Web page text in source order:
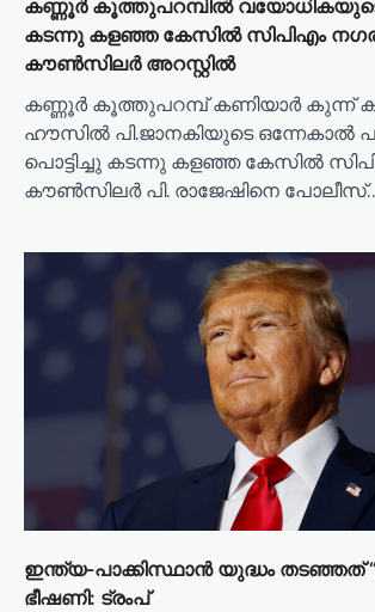
കണ്ണൂർ കൂത്തുപറമ്പിൽ വയോധികയുടെ
കടന്നു കളഞ്ഞ കേസിൽ സിപിഎം
കൗൺസിലർ അറസ്റ്റിൽ
കണ്ണൂർ കൂത്തുപറമ്പ് കണിയാർ കുന്ന്
ഹൗസിൽ പി.ജാനകിയുടെ ഒന്നേകാൽ
പൊട്ടിച്ചു കടന്നു കളഞ്ഞ കേസിൽ
കൗൺസിലർ പി. രാജേഷിനെ
ഇ​ന്ത്യ​-പാക്കിസ്ഥാൻ യു​ദ്ധം ത​ട​ഞ്ഞത്
ഭീഷണി: ട്രം​പ്